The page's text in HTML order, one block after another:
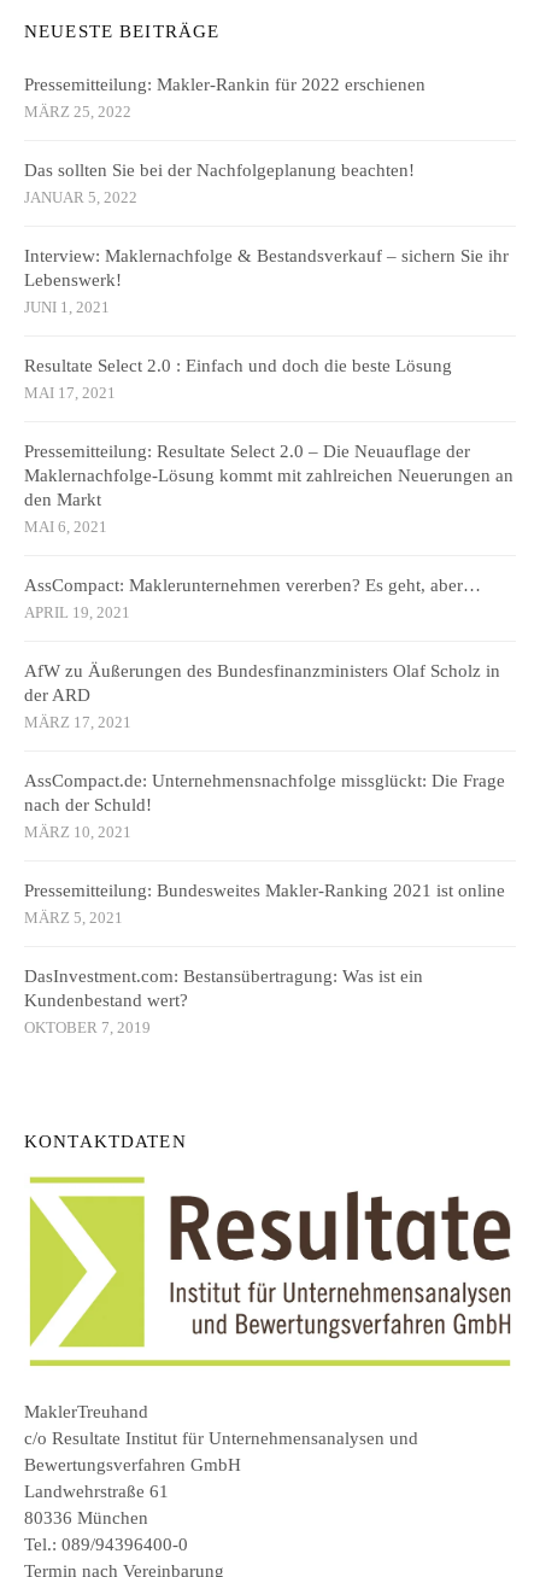
NEUESTE BEITRÄGE
Pressemitteilung: Makler-Rankin für 2022 erschienen
MÄRZ 25, 2022
Das sollten Sie bei der Nachfolgeplanung beachten!
JANUAR 5, 2022
Interview: Maklernachfolge & Bestandsverkauf – sichern Sie ihr
Lebenswerk!
JUNI 1, 2021
Resultate Select 2.0 : Einfach und doch die beste Lösung
MAI 17, 2021
Pressemitteilung: Resultate Select 2.0 – Die Neuauflage der
Maklernachfolge-Lösung kommt mit zahlreichen Neuerungen an
den Markt
MAI 6, 2021
AssCompact: Maklerunternehmen vererben? Es geht, aber…
APRIL 19, 2021
AfW zu Äußerungen des Bundesfinanzministers Olaf Scholz in
der ARD
MÄRZ 17, 2021
AssCompact.de: Unternehmensnachfolge missglückt: Die Frage
nach der Schuld!
MÄRZ 10, 2021
Pressemitteilung: Bundesweites Makler-Ranking 2021 ist online
MÄRZ 5, 2021
DasInvestment.com: Bestansübertragung: Was ist ein
Kundenbestand wert?
OKTOBER 7, 2019
KONTAKTDATEN
MaklerTreuhand
c/o Resultate Institut für Unternehmensanalysen und
Bewertungsverfahren GmbH
Landwehrstraße 61
80336 München
Tel.: 089/94396400-0
Termin nach Vereinbarung